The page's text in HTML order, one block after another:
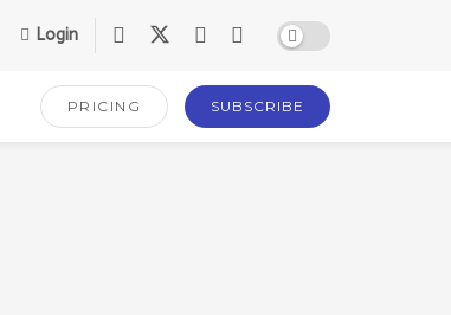
Login
PRICING SUBSCRIBE